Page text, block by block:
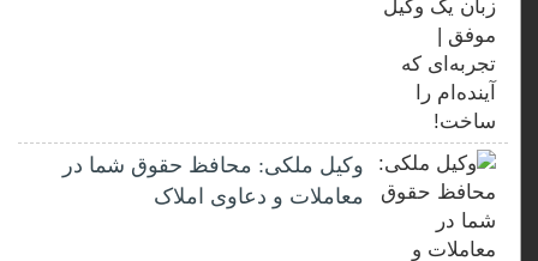
وکیل ملکی: محافظ حقوق شما در
معاملات و دعاوی املاک